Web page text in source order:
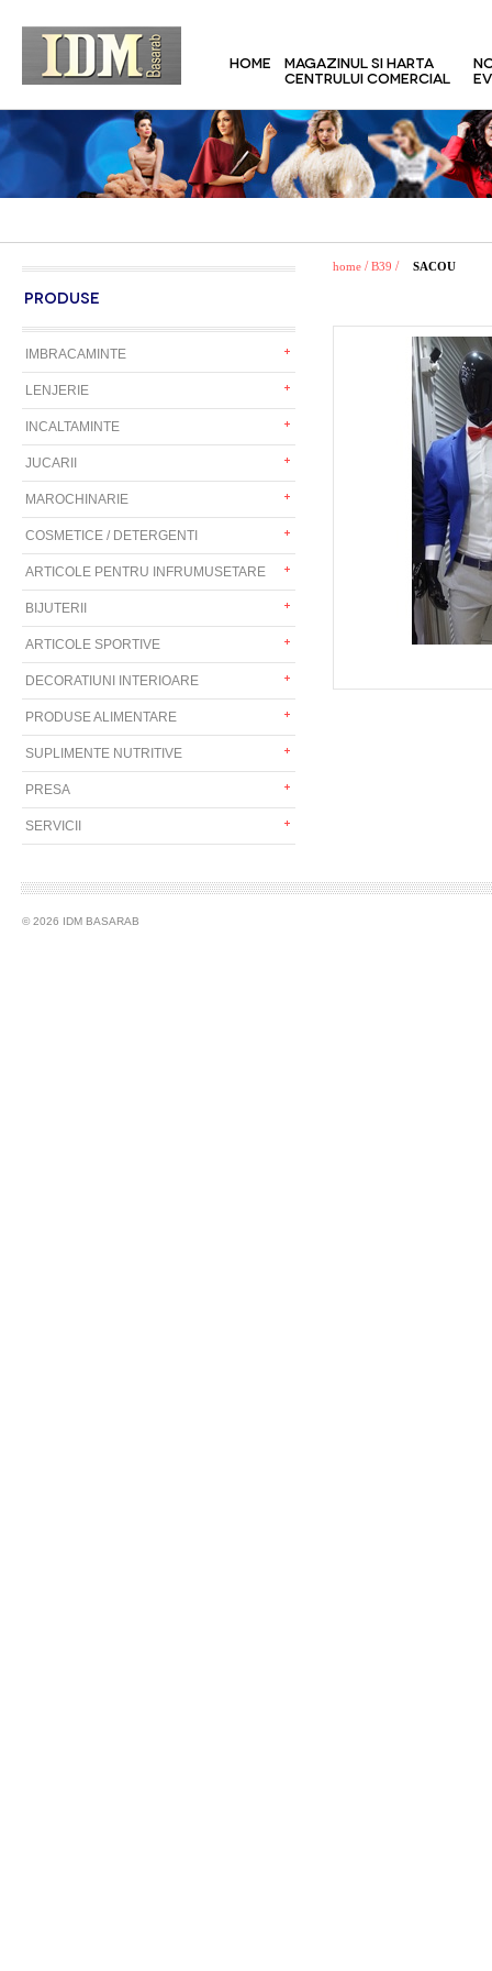
HOME
MAGAZINUL SI HARTA
CENTRULUI COMERCIAL
PRODUSE
IMBRACAMINTE
LENJERIE
INCALTAMINTE
JUCARII
MAROCHINARIE
COSMETICE / DETERGENTI
ARTICOLE PENTRU INFRUMUSETARE
BIJUTERII
ARTICOLE SPORTIVE
DECORATIUNI INTERIOARE
PRODUSE ALIMENTARE
SUPLIMENTE NUTRITIVE
PRESA
SERVICII
home / B39 / SACOU
© 2026 IDM BASARAB